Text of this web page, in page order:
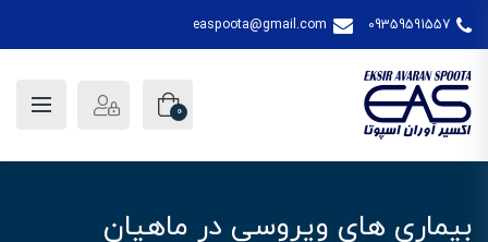
09359591557
easpoota@gmail.com
0
بیماری های ویروسی در ماهیان